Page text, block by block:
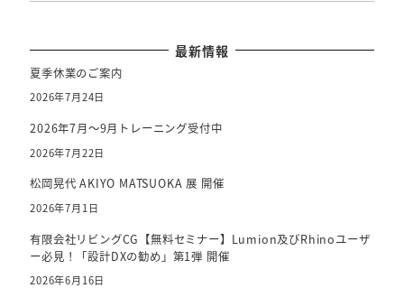
最新情報
夏季休業のご案内
2026年7月24日
2026年7月～9月トレーニング受付中
2026年7月22日
松岡晃代 AKIYO MATSUOKA 展 開催
2026年7月1日
有限会社リビングCG【無料セミナー】Lumion及びRhinoユーザ
ー必見！「設計DXの勧め」第1弾 開催
2026年6月16日